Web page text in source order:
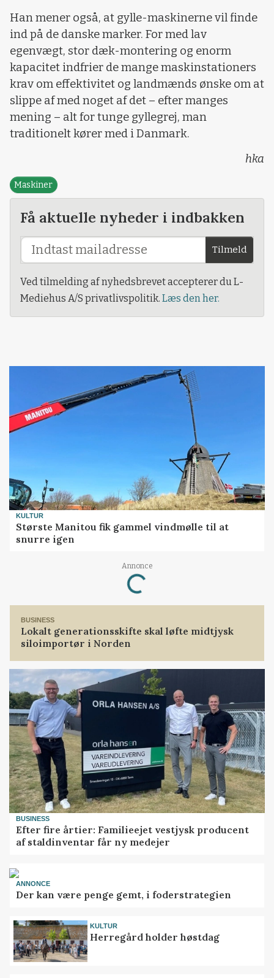
Han mener også, at gylle-maskinerne vil finde
ind på de danske marker. For med lav
egenvægt, stor dæk-montering og enorm
kapacitet indfrier de mange maskinstationers
krav om effektivitet og landmænds ønske om at
slippe af med noget af det – efter manges
mening – alt for tunge gyllegrej, man
traditionelt kører med i Danmark.
hka
Maskiner
Få aktuelle nyheder i indbakken
Tilmeld
Ved tilmelding af nyhedsbrevet accepterer du L-
Mediehus A/S privatlivspolitik. Læs den her.
KULTUR
Største Manitou fik gammel vindmølle til at
snurre igen
Annonce
Loading...
BUSINESS
Lokalt generationsskifte skal løfte midtjysk
siloimportør i Norden
BUSINESS
Efter fire årtier: Familieejet vestjysk producent
af staldinventar får ny medejer
ANNONCE
Der kan være penge gemt, i foderstrategien
KULTUR
Herregård holder høstdag